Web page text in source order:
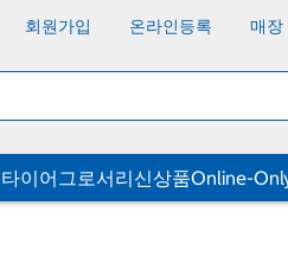
회원가입 온라인등록 매장
타이어그로서리신상품Online-